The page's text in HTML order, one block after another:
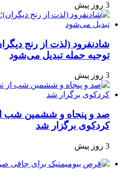
3 روز پیش
شادنفرود (لذت از رنج
توجیه حمله تبدیل می‌شود
3 روز پیش
صد و پنجاه‌ و ششمین شب
کردکوی برگزار شد
3 روز پیش